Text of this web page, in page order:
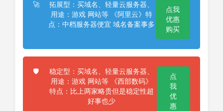
🚀
拓展型：买域名、轻量云服务器、
用途：游戏 网站等 《阿里云》特
点：中档服务器便宜 域名备案事多
点我
优惠
购买
🛡️
稳定型：买域名、轻量云服务器、
用途：游戏 网站等 《西部数码》
特点：比上两家略贵但是稳定性超
好事也少
点
我
优
惠